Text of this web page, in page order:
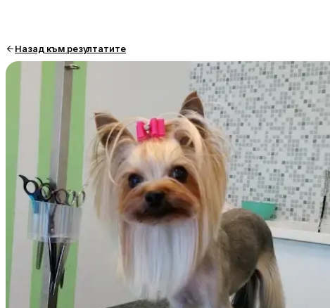
Назад към резултатите